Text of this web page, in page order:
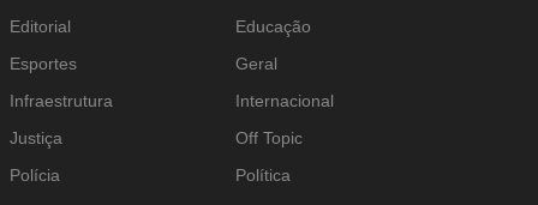
Editorial
Educação
Esportes
Geral
Infraestrutura
Internacional
Justiça
Off Topic
Polícia
Política